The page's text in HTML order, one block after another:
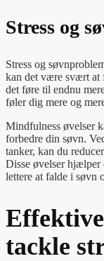
Stress og
Stress og
kan det være svært at
det føre til endnu
føler dig mere og
Mindfulness øvelser
forbedre din søvn.
tanker, kan du
Disse øvelser hjælper
lettere at falde i søvn
tackle